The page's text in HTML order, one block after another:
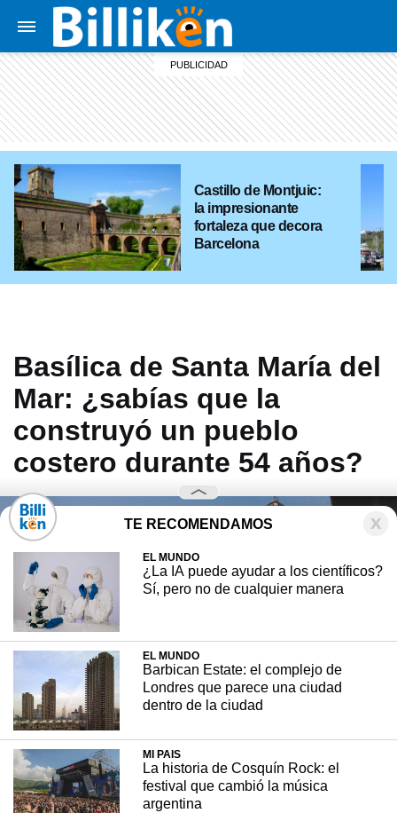
Castillo de Montjuic:
la impresionante
fortaleza que decora
Barcelona
Basílica de Santa María del
Mar: ¿sabías que la
construyó un pueblo
costero durante 54 años?
TE RECOMENDAMOS
EL MUNDO
¿La IA puede ayudar a los científicos?
Sí, pero no de cualquier manera
EL MUNDO
Barbican Estate: el complejo de
Londres que parece una ciudad
dentro de la ciudad
MI PAIS
La historia de Cosquín Rock: el
festival que cambió la música
argentina